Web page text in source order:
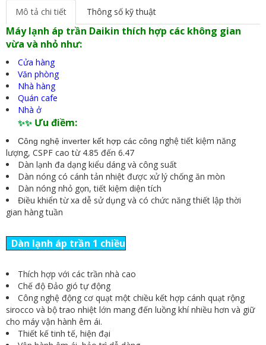
Mô tả chi tiết
Thông số kỹ thuật
Máy lạnh áp trần Daikin thích hợp các không gian
vừa và nhỏ như:
Cửa hàng
Văn phòng
Nhà hàng
Quán cafe
Nhà ở
✨✨ Ưu điềm:
Công nghệ inverter kết hợp các công nghệ tiết kiệm năng
lượng, CSPF cao từ 4.85 đến 6.47
Dàn lạnh đa dạng kiểu dáng và công suất
Dàn nóng có cánh tản nhiệt được xử lý chống ăn mòn
Dàn nóng nhỏ gọn, tiết kiệm diện tích
Điều khiển từ xa dễ sử dụng và có chức năng thiết lập thời
gian hàng tuần
Dàn lạnh áp trần 1 chiều
Thích hợp với các trần nhà cao
Chế độ Đảo gió tự động
Công nghệ động cơ quạt một chiều kết hợp cánh quạt rộng
sirocco và bộ trao nhiệt lớn mang đến luồng khí nhiều hơn và giữ
cho máy vận hành êm ái.
Thiết kế tinh tế, hiện đại